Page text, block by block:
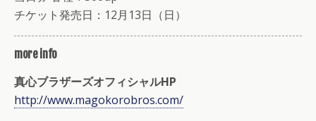
チケット発売日：12月13日（日）
more info
真心ブラザーズオフィシャルHP
http://www.magokorobros.com/